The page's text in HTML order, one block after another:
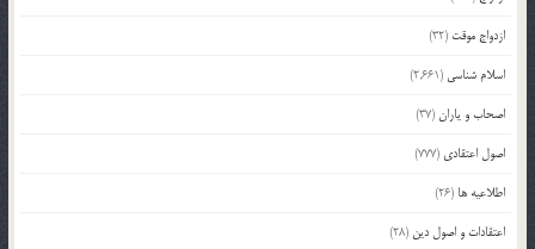
ازدواج موقت (32)
اسلام شناسی (2,661)
اصحاب و یاران(37)
اصول اعتقادی (777)
اطلاعیه ها (26)
اعتقادات و اصول دین (28)